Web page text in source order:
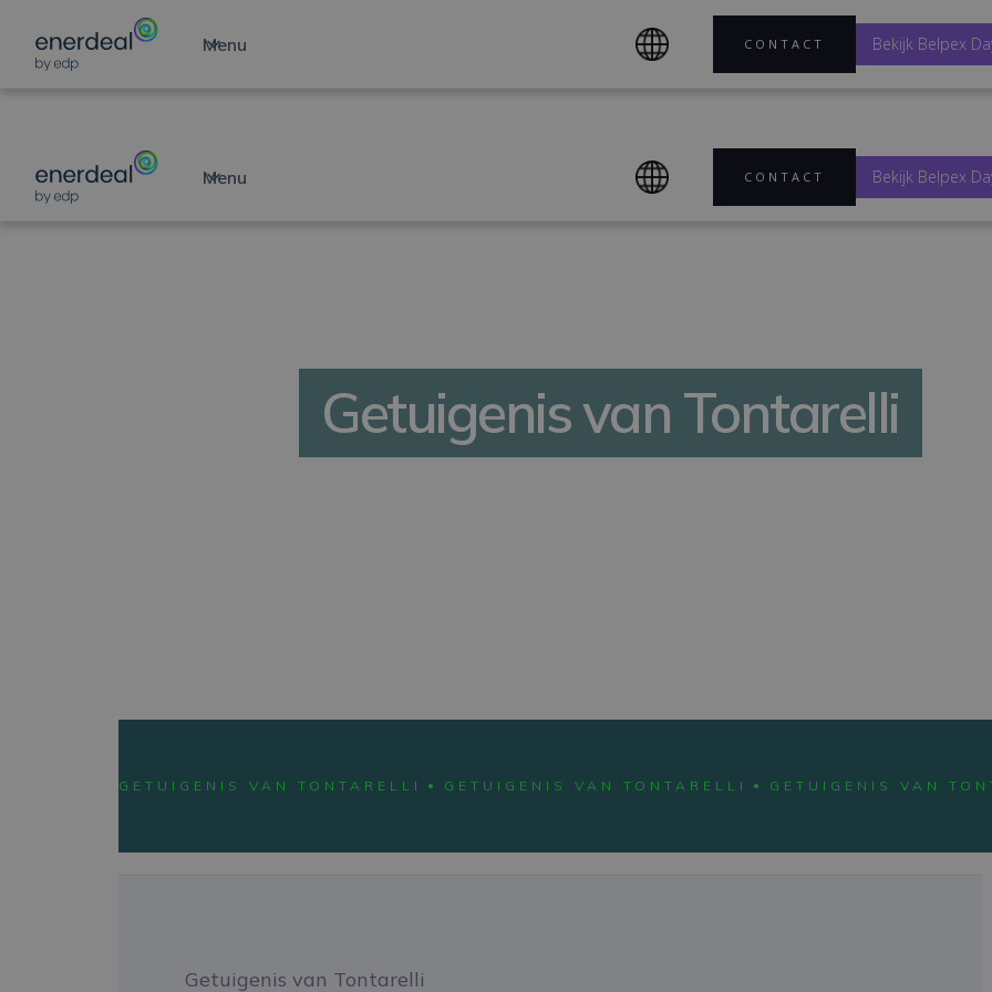
Menu CONTACT Bekijk Belpex
Getuigenis van Tontarelli
Menu CONTACT Bekijk Belpex
GETUIGENIS VAN TONTARELLI GETUIGENIS VAN TONTARELLI GETUIGENIS VAN
Getuigenis van Tontarelli